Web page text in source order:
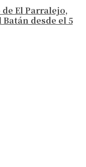
El Parralejo,
desde el 5